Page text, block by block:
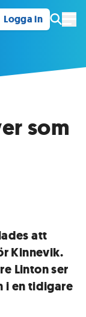
Logga in
som
att
Kinnevik.
Linton ser
i en tidigare